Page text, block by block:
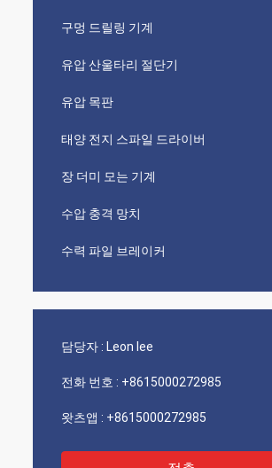
구멍 드릴링 기계
유압 산울타리 절단기
유압 목판
태양 전지 스파일 드라이버
장 더미 모는 기계
수압 충격 망치
수력 파일 브레이커
담당자 : Leon lee
전화 번호 : +8615000272985
왓츠앱 : +8615000272985